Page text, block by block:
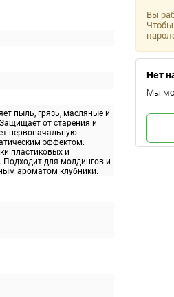
пыль, грязь, масляные и
от старения и
первоначальную
эффектом.
пластиковых и
Подходит для молдингов и
ароматом клубники.
Вы
Нет
Мы